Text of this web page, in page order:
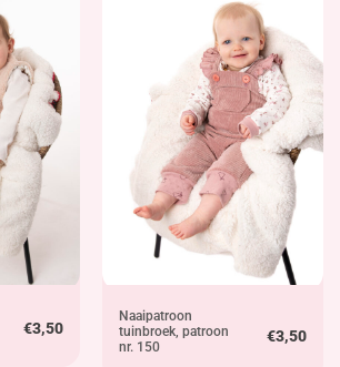
€3,50
Naaipatroon
tuinbroek, patroon
nr. 150
€3,50